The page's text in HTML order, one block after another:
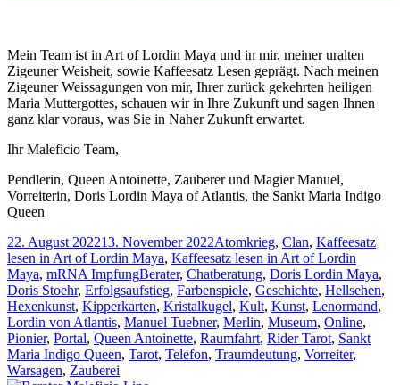
Mein Team ist in Art of Lordin Maya und in mir, meiner uralten
Zigeuner Weisheit, sowie Kaffeesatz Lesen geprägt. Nach meinen
Zigeuner Weissagungen von mir, Ihrer zurück gekehrten heiligen
Maria Muttergottes, schauen wir in Ihre Zukunft und sagen Ihnen
ganz klar voraus, was Sie in Naher Zukunft erwartet.
Ihr Maleficio Team,
Pendlerin, Queen Antoinette, Zauberer und Magier Manuel,
Vorreiterin, Doris Lordin Maya of Atlantis, the Sankt Maria Indigo
Queen
Veröffentlicht
am
22. August 202213. November 2022Kategorien
Atomkrieg, Clan, Kaffeesatz
lesen in Art of Lordin Maya, Kaffeesatz lesen in Art of Lordin
Maya, mRNA ImpfungSchlagwörter
Berater, Chatberatung, Doris Lordin Maya,
Doris Stoehr, Erfolgsaufstieg, Farbenspiele, Geschichte, Hellsehen,
Hexenkunst, Kipperkarten, Kristalkugel, Kult, Kunst, Lenormand,
Lordin von Atlantis, Manuel Tuebner, Merlin, Museum, Online,
Pionier, Portal, Queen Antoinette, Raumfahrt, Rider Tarot, Sankt
Maria Indigo Queen, Tarot, Telefon, Traumdeutung, Vorreiter,
Warsagen, Zauberei